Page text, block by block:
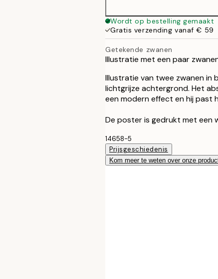
Wordt op bestelling gemaakt
Gratis verzending vanaf € 59
Getekende zwanen
Illustratie met een paar
Illustratie van twee zwanen in
lichtgrijze achtergrond. Het
een modern effect en hij past
De poster is gedrukt met een
14658-5
Prijsgeschiedenis
Kom meer te weten over onze